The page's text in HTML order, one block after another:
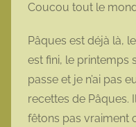
a
o
t
t
e
Coucou tout le
Pâques est déjà là,
est fini, le printemps
passe et je n’ai pas
recettes de Pâques.
fêtons pas vraiment